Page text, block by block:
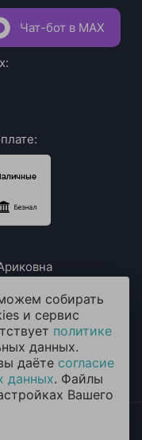
Чат-бот в MAX
шары с
собирать
и сервис
политике
данных.
даёте согласие
данных. Файлы
Вашего